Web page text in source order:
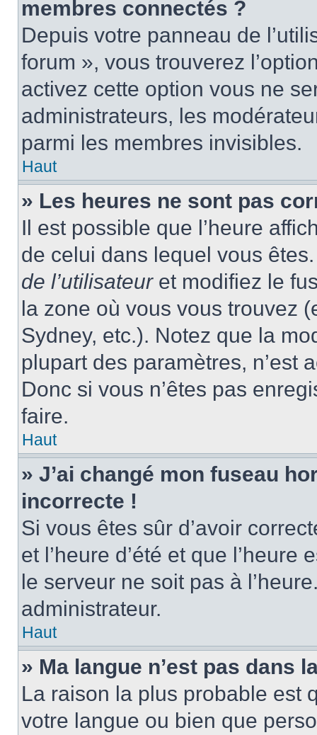
membres connectés ?
Depuis votre panneau de
forum », vous trouverez
activez cette option vous ne
administrateurs, les
parmi les membres invisibles.
Haut
» Les heures ne sont pas
Il est possible que l’heure
de celui dans lequel vous
de l’utilisateuret modifiez le
la zone où vous vous trouvez
Sydney, etc.). Notez que la
plupart des paramètres, n’est
Donc si vous n’êtes pas
faire.
Haut
» J’ai changé mon fuseau
incorrecte !
Si vous êtes sûr d’avoir
et l’heure d’été et que
le serveur ne soit pas à
administrateur.
Haut
» Ma langue n’est pas dans
La raison la plus probable est
votre langue ou bien que